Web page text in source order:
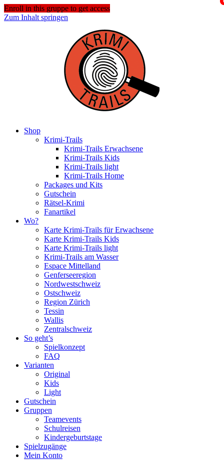
Enroll in this gruppe to get access
Zum Inhalt springen
Shop
Krimi-Trails
Krimi-Trails Erwachsene
Krimi-Trails Kids
Krimi-Trails light
Krimi-Trails Home
Packages und Kits
Gutschein
Rätsel-Krimi
Fanartikel
Wo?
Karte Krimi-Trails für Erwachsene
Karte Krimi-Trails Kids
Karte Krimi-Trails light
Krimi-Trails am Wasser
Espace Mittelland
Genferseeregion
Nordwestschweiz
Ostschweiz
Region Zürich
Tessin
Wallis
Zentralschweiz
So geht’s
Spielkonzept
FAQ
Varianten
Original
Kids
Light
Gutschein
Gruppen
Teamevents
Schulreisen
Kindergeburtstage
Spielzugänge
Mein Konto